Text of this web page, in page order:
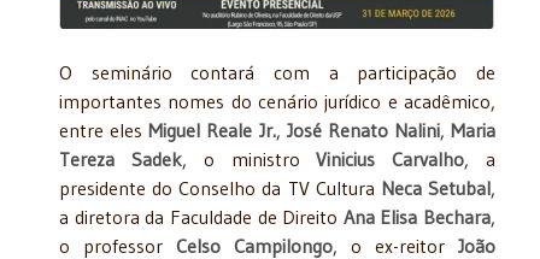
O seminário contará com a participação de
importantes nomes do cenário jurídico e acadêmico,
entre elesMiguel Reale Jr., José Renato Nalini, Maria
Tereza Sadek, o ministroVinicius Carvalho, a
presidente do Conselho da TV Cultura Neca Setubal,
a diretora da Faculdade de Direito Ana Elisa Bechara,
o professor Celso Campilongo, o ex-reitor João